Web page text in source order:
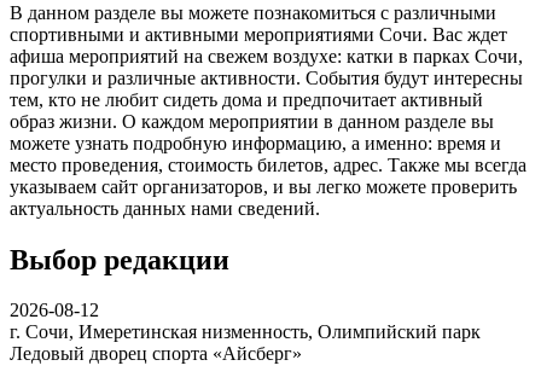
В данном разделе вы можете познакомиться с различными
спортивными и активными мероприятиями Сочи. Вас ждет
афиша мероприятий на свежем воздухе: катки в парках Сочи,
прогулки и различные активности. События будут интересны
тем, кто не любит сидеть дома и предпочитает активный
образ жизни. О каждом мероприятии в данном разделе вы
можете узнать подробную информацию, а именно: время и
место проведения, стоимость билетов, адрес. Также мы всегда
указываем сайт организаторов, и вы легко можете проверить
актуальность данных нами сведений.
Выбор редакции
2026-08-12
г. Сочи, Имеретинская низменность, Олимпийский парк
Ледовый дворец спорта «Айсберг»